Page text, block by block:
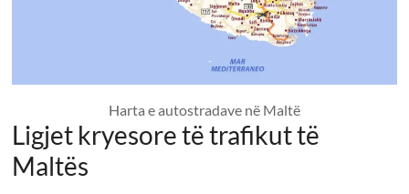
Harta e autostradave në Maltë
Ligjet kryesore të trafikut të
Maltës